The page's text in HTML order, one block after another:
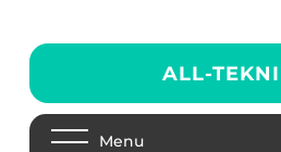
ALL-
Menu